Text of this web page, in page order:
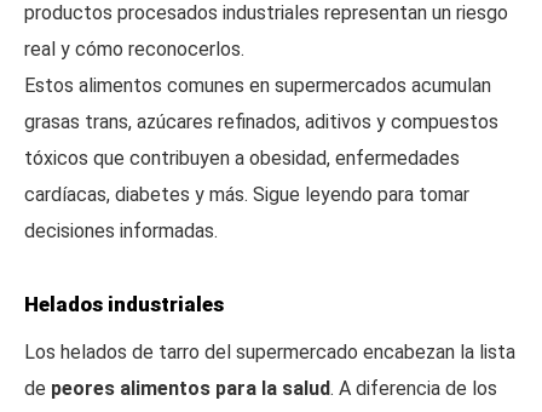
productos procesados industriales representan un riesgo
real y cómo reconocerlos.
Estos alimentos comunes en supermercados acumulan
grasas trans, azúcares refinados, aditivos y compuestos
tóxicos que contribuyen a obesidad, enfermedades
cardíacas, diabetes y más. Sigue leyendo para tomar
decisiones informadas.
Helados industriales
Los helados de tarro del supermercado encabezan la lista
de peores alimentos para la salud. A diferencia de los